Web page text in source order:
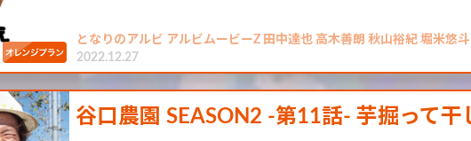
となりのアルビ アルビムービーZ 田中達也 高木善朗 秋山裕紀 堀米悠
2022.12.27
谷口農園 SEASON2 -第11話- 芋掘って干